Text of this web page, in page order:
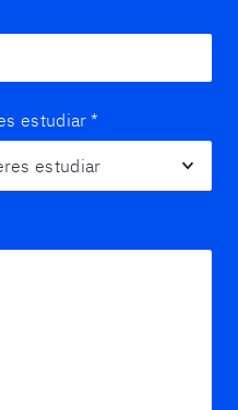
estudiar *